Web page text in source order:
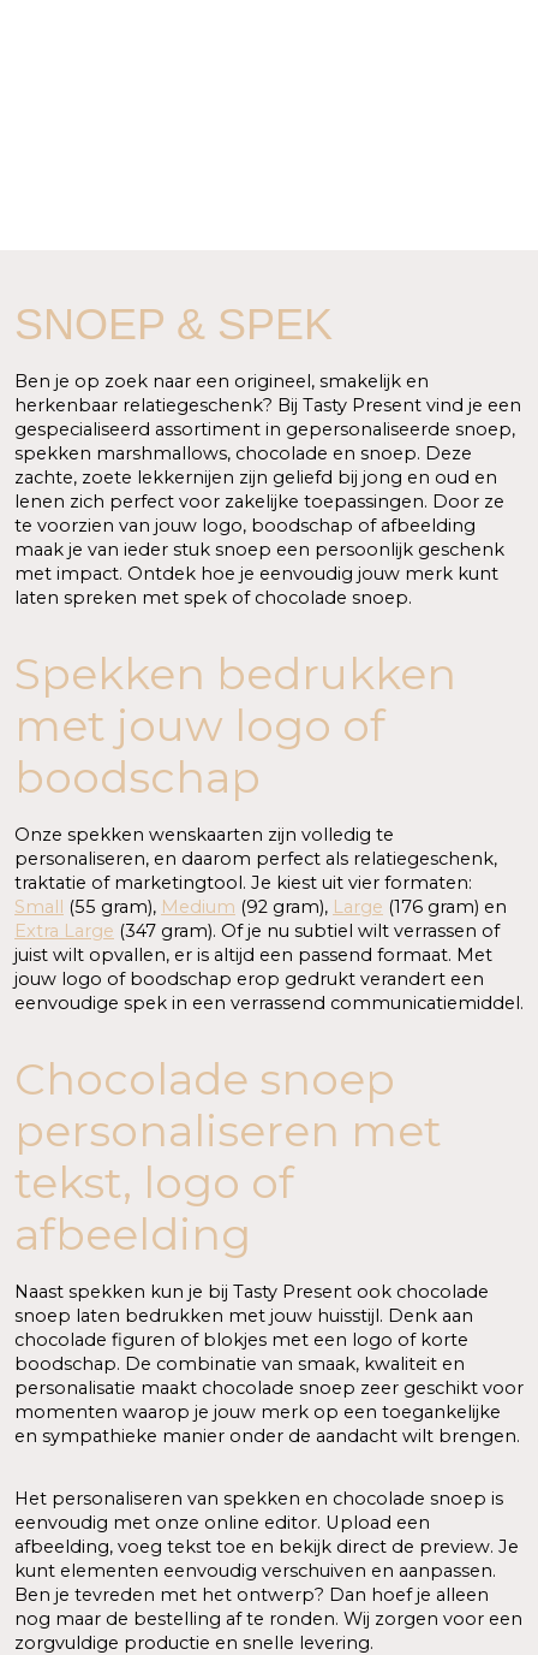
SNOEP & SPEK
Ben je op zoek naar een origineel, smakelijk en
herkenbaar relatiegeschenk? Bij Tasty Present vind je een
gespecialiseerd assortiment in gepersonaliseerde snoep,
spekken marshmallows, chocolade en snoep. Deze
zachte, zoete lekkernijen zijn geliefd bij jong en oud en
lenen zich perfect voor zakelijke toepassingen. Door ze
te voorzien van jouw logo, boodschap of afbeelding
maak je van ieder stuk snoep een persoonlijk geschenk
met impact. Ontdek hoe je eenvoudig jouw merk kunt
laten spreken met spek of chocolade snoep.
Spekken bedrukken
met jouw logo of
boodschap
Onze spekken wenskaarten zijn volledig te
personaliseren, en daarom perfect als relatiegeschenk,
traktatie of marketingtool. Je kiest uit vier formaten:
Small (55 gram), Medium (92 gram), Large (176 gram) en
Extra Large (347 gram). Of je nu subtiel wilt verrassen of
juist wilt opvallen, er is altijd een passend formaat. Met
jouw logo of boodschap erop gedrukt verandert een
eenvoudige spek in een verrassend communicatiemiddel.
Chocolade snoep
personaliseren met
tekst, logo of
afbeelding
Naast spekken kun je bij Tasty Present ook chocolade
snoep laten bedrukken met jouw huisstijl. Denk aan
chocolade figuren of blokjes met een logo of korte
boodschap. De combinatie van smaak, kwaliteit en
personalisatie maakt chocolade snoep zeer geschikt voor
momenten waarop je jouw merk op een toegankelijke
en sympathieke manier onder de aandacht wilt brengen.
Het personaliseren van spekken en chocolade snoep is
eenvoudig met onze online editor. Upload een
afbeelding, voeg tekst toe en bekijk direct de preview. Je
kunt elementen eenvoudig verschuiven en aanpassen.
Ben je tevreden met het ontwerp? Dan hoef je alleen
nog maar de bestelling af te ronden. Wij zorgen voor een
zorgvuldige productie en snelle levering.